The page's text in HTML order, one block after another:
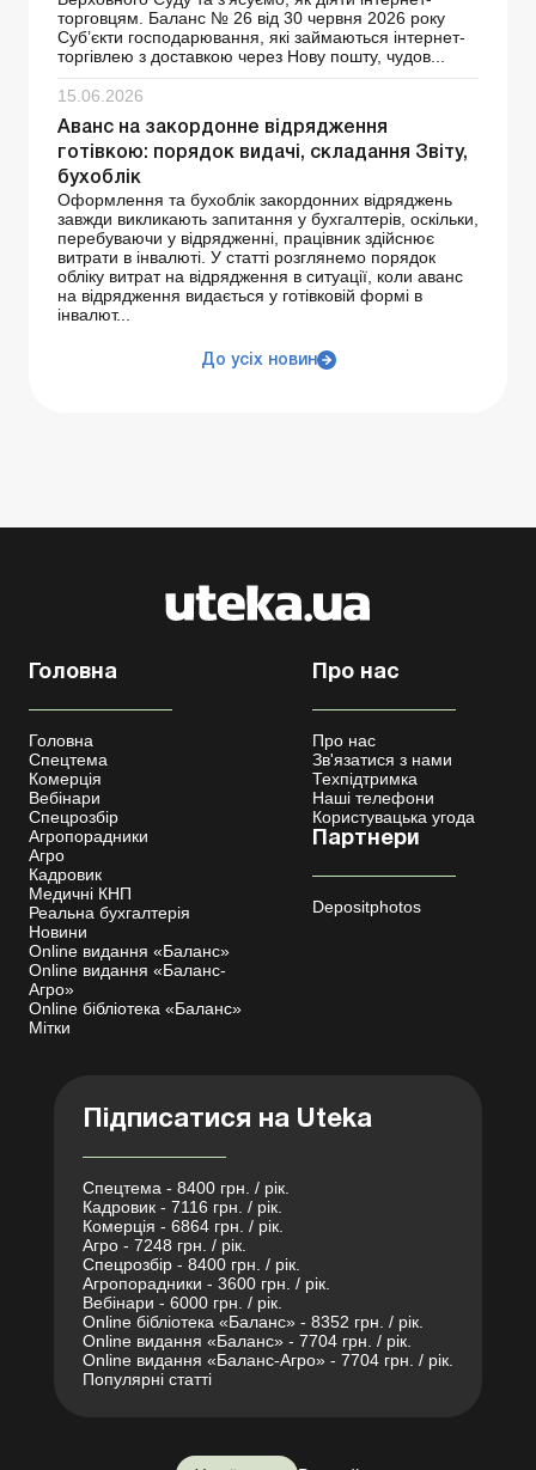
торговцям. Баланс № 26 від 30 червня 2026 року
Суб’єкти господарювання, які займаються інтернет-
торгівлею з доставкою через Нову пошту, чудов...
15.06.2026
Аванс на закордонне відрядження
готівкою: порядок видачі, складання Звіту,
бухоблік
Оформлення та бухоблік закордонних відряджень
завжди викликають запитання у бухгалтерів, оскільки,
перебуваючи у відрядженні, працівник здійснює
витрати в інвалюті. У статті розглянемо порядок
обліку витрат на відрядження в ситуації, коли аванс
на відрядження видається у готівковій формі в
інвалют...
До усіх новин
Головна
Головна
Спецтема
Комерція
Вебінари
Спецрозбір
Агропорадники
Агро
Кадровик
Медичні КНП
Реальна бухгалтерія
Новини
Online видання «Баланс»
Online видання «Баланс-
Агро»
Online бібліотека «Баланс»
Мітки
Про нас
Про нас
Зв'язатися з нами
Техпідтримка
Наші телефони
Користувацька угода
Партнери
Depositphotos
Підписатися на Uteka
Спецтема - 8400 грн. / рік.
Кадровик - 7116 грн. / рік.
Комерція - 6864 грн. / рік.
Агро - 7248 грн. / рік.
Спецрозбір - 8400 грн. / рік.
Агропорадники - 3600 грн. / рік.
Вебінари - 6000 грн. / рік.
Online бібліотека «Баланс» - 8352 грн. / рік.
Online видання «Баланс» - 7704 грн. / рік.
Online видання «Баланс-Агро» - 7704 грн. / рік.
Популярні статті